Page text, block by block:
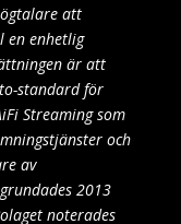
att
en enhetlig
är att
standard för
Streaming som
och
av
2013
noterades